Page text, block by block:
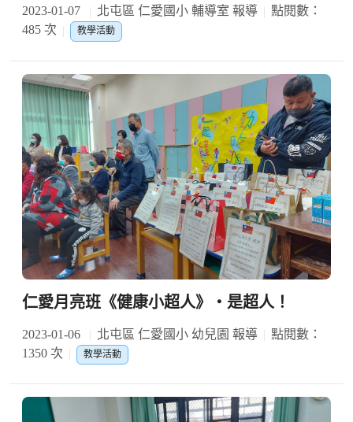
2023-01-07 北屯區 仁愛國小 輔導室 報導
點閱數：
485 次
教學活動
仁愛月亮班《健康小超人》‧是超人！
2023-01-06 北屯區 仁愛國小 幼兒園 報導
點閱數：
1350 次
教學活動